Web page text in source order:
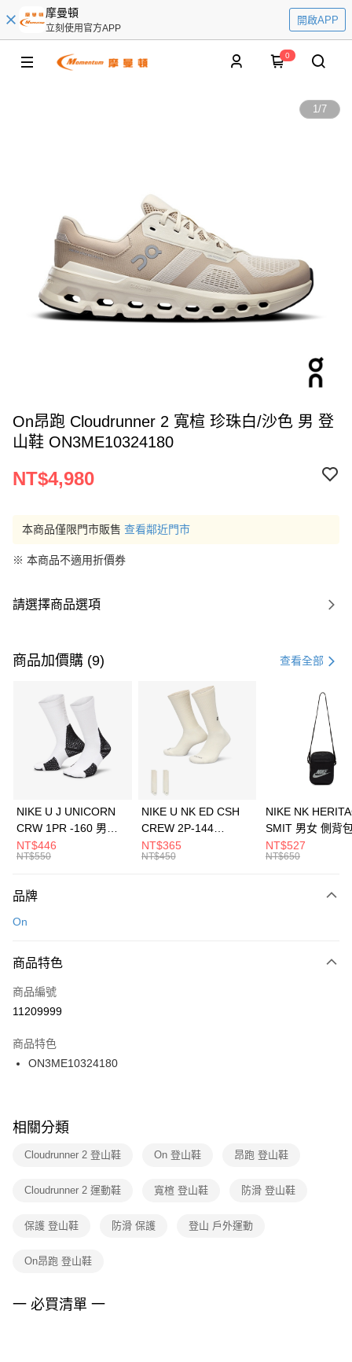
摩曼頓
立刻使用官方APP
開啟APP
0
1/7
On昂跑 Cloudrunner 2 寬楦 珍珠白/沙色 男 登
山鞋 ON3ME10324180
NT$4,980
本商品僅限門市販售 查看鄰近門市
※ 本商品不適用折價券
請選擇商品選項
商品加價購 (9) 查看全部
NIKE U J UNICORN
CRW 1PR -160 男女
中統襪 FZ3393100
NT$446
NT$550
NIKE U NK ED CSH
CREW 2P-144
EMBRDY 男女 短統襪
FZ3073133
NT$365
NT$450
NIKE NK
SMIT 男女 側背
BA5871010
NT$527
NT$650
品牌
On
商品特色
商品編號
11209999
商品特色
ON3ME10324180
相關分類
Cloudrunner 2 登山鞋 On 登山鞋 昂跑 登山鞋
Cloudrunner 2 運動鞋 寬楦 登山鞋 防滑 登山鞋
保護 登山鞋 防滑 保護 登山 戶外運動
On昂跑 登山鞋
一 必買清單 一